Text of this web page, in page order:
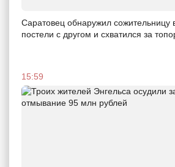
Саратовец обнаружил сожительницу
постели с другом и схватился за
15:59